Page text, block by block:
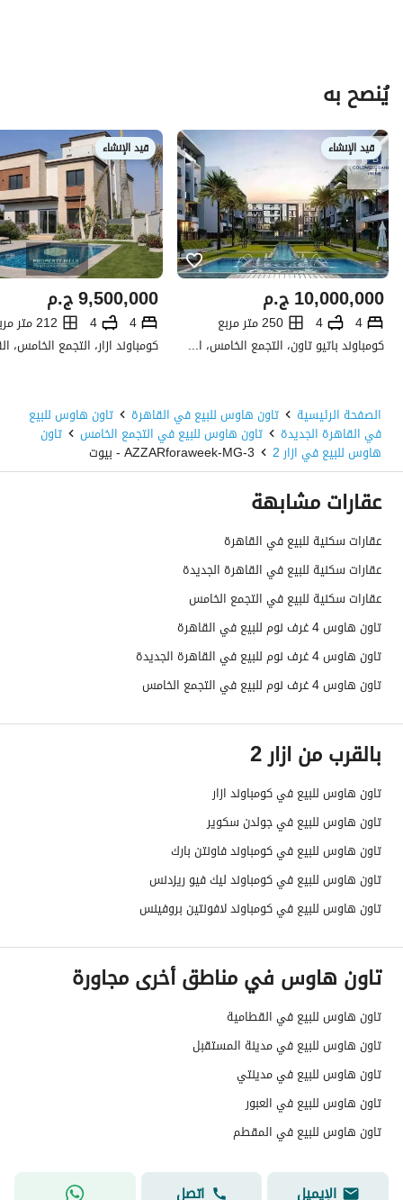
يُنصح به
قيد الإنشاء
ج.م10,000,000
4
4
250 متر مربع
كومباوند باتيو تاون، التجمع الخامس، القاهرة الجديدة، القاهرة
قيد الإنشاء
ج.م9,500,000
4
4 212 متر مربع
الصفحة الرئيسية تاون هاوس للبيع في القاهرة تاون هاوس للبيع
في القاهرة الجديدة تاون هاوس للبيع في التجمع الخامس تاون
هاوس للبيع في ازار 2 AZZARforaweek-MG-3 - بيوت
عقارات مشابهة
عقارات سكنية للبيع في القاهرة
عقارات سكنية للبيع في القاهرة الجديدة
عقارات سكنية للبيع في التجمع الخامس
تاون هاوس 4 غرف نوم للبيع في القاهرة
تاون هاوس 4 غرف نوم للبيع في القاهرة الجديدة
تاون هاوس 4 غرف نوم للبيع في التجمع الخامس
بالقرب من ازار 2
تاون هاوس للبيع في كومباوند ازار
تاون هاوس للبيع في جولدن سكوير
تاون هاوس للبيع في كومباوند فاونتن بارك
تاون هاوس للبيع في كومباوند ليك فيو ريزدنس
تاون هاوس للبيع في كومباوند لافونتين بروفينس
تاون هاوس في مناطق أخرى مجاورة
تاون هاوس للبيع في القطامية
تاون هاوس للبيع في مدينة المستقبل
تاون هاوس للبيع في مدينتي
تاون هاوس للبيع في العبور
تاون هاوس للبيع في المقطم
الإيميل اتصل